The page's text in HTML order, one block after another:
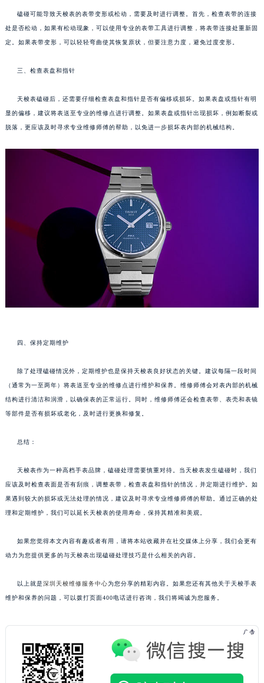
磕碰可能导致天梭表的表带变形或松动，需要及时进行调整。首先，检查表带的连接
处是否松动，如果有松动现象，可以使用专业的表带工具进行调整，将表带连接处重新固
定。如果表带变形，可以轻轻弯曲使其恢复原状，但要注意力度，避免过度变形。
三、检查表盘和指针
天梭表磕碰后，还需要仔细检查表盘和指针是否有偏移或损坏。如果表盘或指针有明
显的偏移，建议将表送至专业的维修点进行调整。如果表盘或指针出现损坏，例如断裂或
脱落，更应该及时寻求专业维修师傅的帮助，以免进一步损坏表内部的机械结构。
四、保持定期维护
除了处理磕碰情况外，定期维护也是保持天梭表良好状态的关键。建议每隔一段时间
（通常为一至两年）将表送至专业的维修点进行维护和保养。维修师傅会对表内部的机械
结构进行清洁和润滑，以确保表的正常运行。同时，维修师傅还会检查表带、表壳和表镜
等部件是否有损坏或老化，及时进行更换和修复。
总结：
天梭表作为一种高档手表品牌，磕碰处理需要慎重对待。当天梭表发生磕碰时，我们
应该及时检查表面是否有刮痕，调整表带，检查表盘和指针的情况，并定期进行维护。如
果遇到较大的损坏或无法处理的情况，建议及时寻求专业维修师傅的帮助。通过正确的处
理和定期维护，我们可以延长天梭表的使用寿命，保持其精准和美观。
如果您觉得本文内容有趣或者有用，请将本站收藏并在社交媒体上分享，我们会更有
动力为您提供更多的与天梭表出现磕碰处理技巧是什么相关的内容。
以上就是深圳天梭维修服务中心为您分享的精彩内容。如果您还有其他关于天梭手表
维护和保养的问题，可以拨打页面400电话进行咨询，我们将竭诚为您服务。